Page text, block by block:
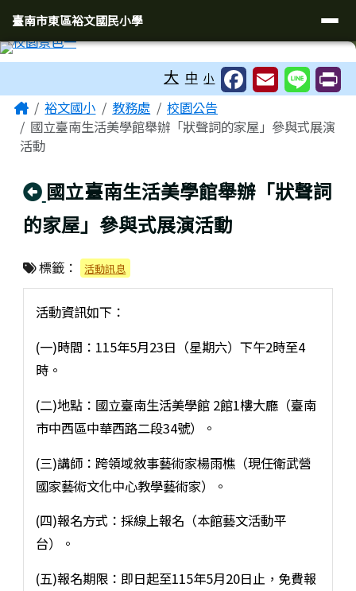
臺南市東區裕文國民小學
導覽列
臺南市東區裕文國民小學
大 中 小
主內容區域
Home裕文國小 教務處
校園公告
國立臺南生活美學館舉辦「狀聲詞的家屋」參與式展演
活動
回上頁
國立臺南生活美學館舉辦「狀聲詞
的家屋」參與式展演活動
標籤： 活動訊息
活動資訊如下：
(一)時間：115年5月23日（星期六）下午2時至4
時。
(二)地點：國立臺南生活美學館 2館1樓大廳（臺南
市中西區中華西路二段34號）。
(三)講師：跨領域敘事藝術家楊雨樵（現任衛武營
國家藝術文化中心教學藝術家）。
(四)報名方式：採線上報名（本館藝文活動平
台）。
(五)報名期限：即日起至115年5月20日止，免費報
頁尾區域